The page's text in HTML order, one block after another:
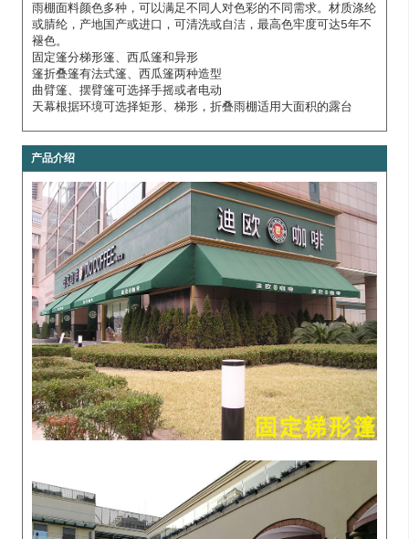
雨棚面料颜色多种，可以满足不同人对色彩的不同需求。材质涤纶
或腈纶，产地国产或进口，可清洗或自洁，最高色牢度可达5年不
褪色。
固定篷分梯形篷、西瓜篷和异形
篷折叠篷有法式篷、西瓜篷两种造型
曲臂篷、摆臂篷可选择手摇或者电动
天幕根据环境可选择矩形、梯形，折叠雨棚适用大面积的露台
产品介绍